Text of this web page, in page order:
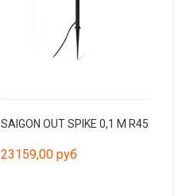
SAIGON OUT SPIKE 0,1 M R45
23159,00 руб